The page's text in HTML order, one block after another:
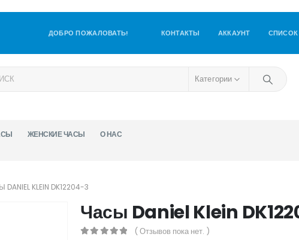
ДОБРО ПОЖАЛОВАТЬ! КОНТАКТЫ АККАУНТ
Категории
ЖЕНСКИЕ ЧАСЫ О НАС
DANIEL KLEIN DK12204-3
Часы Daniel Klein
( Отзывов пока нет. )